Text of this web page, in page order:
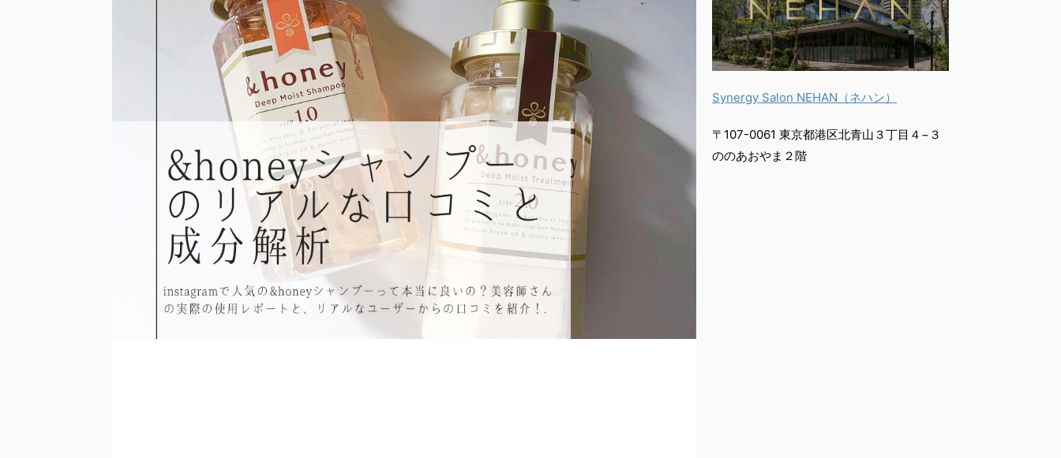
Synergy Salon NEHAN（ネハン）
〒107-0061 東京都港区北青山３丁目４−３
ののあおやま２階